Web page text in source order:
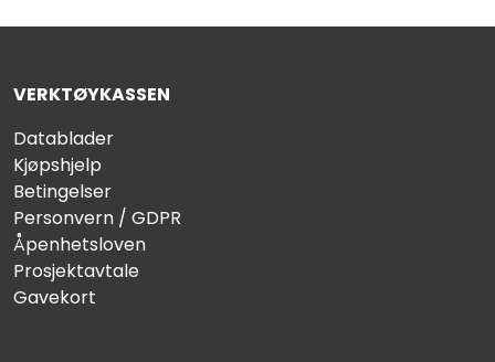
VERKTØYKASSEN
Datablader
Kjøpshjelp
Betingelser
Personvern / GDPR
Åpenhetsloven
Prosjektavtale
Gavekort